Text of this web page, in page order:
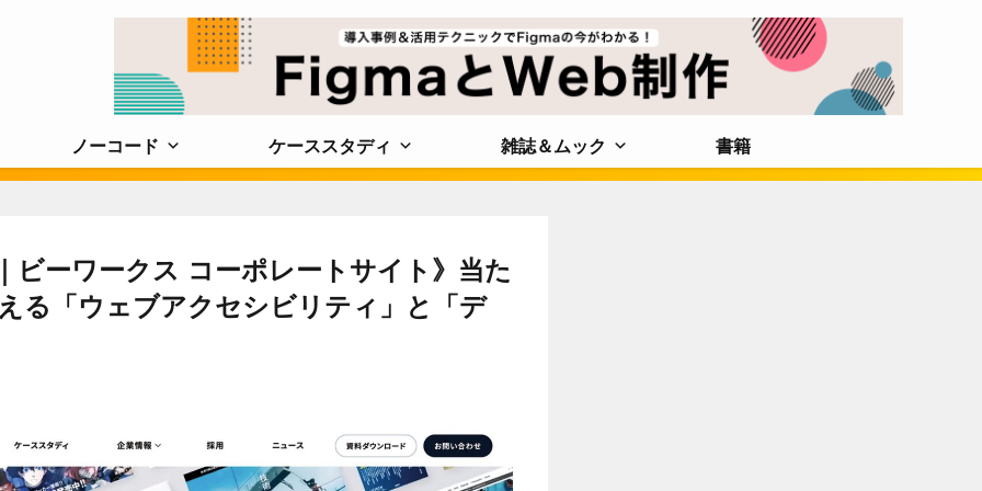
ノーコード ケーススタディ 雑誌＆ムック 書籍
ビーワークス コーポレートサイト》当た
る「ウェブアクセシビリティ」と「デ